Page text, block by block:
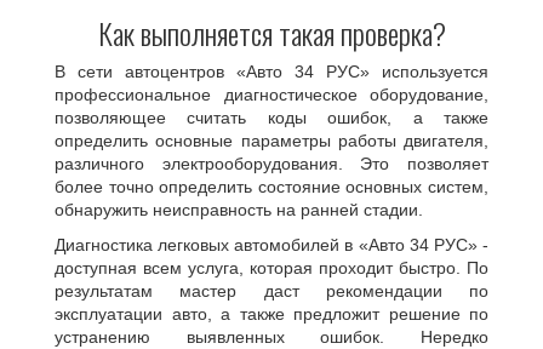
Как выполняется такая проверка?
В сети автоцентров «Авто 34 РУС» используется
профессиональное диагностическое оборудование,
позволяющее считать коды ошибок, а также
определить основные параметры работы двигателя,
различного электрооборудования. Это позволяет
более точно определить состояние основных систем,
обнаружить неисправность на ранней стадии.
Диагностика легковых автомобилей в «Авто 34 РУС» -
доступная всем услуга, которая проходит быстро. По
результатам мастер даст рекомендации по
эксплуатации авто, а также предложит решение по
устранению выявленных ошибок. Нередко